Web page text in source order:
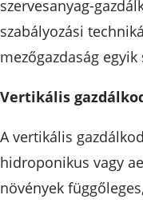
szervesanyag-
szabályozási
mezőgazdaság
Vertikális
A vertikális
hidroponikus vagy
növények